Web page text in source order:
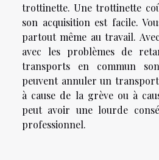
trottinette. Une trottinette
son acquisition est facile.
partout même au travail.
avec les problèmes de
transports en commun
peuvent annuler un
à cause de la grève ou à
peut avoir une lourde
professionnel.